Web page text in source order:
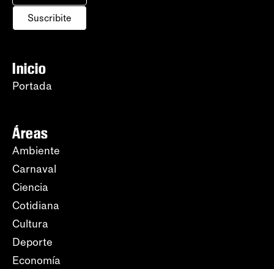
Suscribite
Inicio
Portada
Áreas
Ambiente
Carnaval
Ciencia
Cotidiana
Cultura
Deporte
Economía